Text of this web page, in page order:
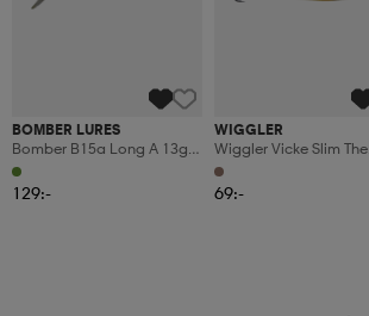
BOMBER LURES
Bomber B15a Long A 13g
12cm - Sal181
129:-
WIGGLER
Wiggler Vicke Slim The
Cannibal 18g
69:-